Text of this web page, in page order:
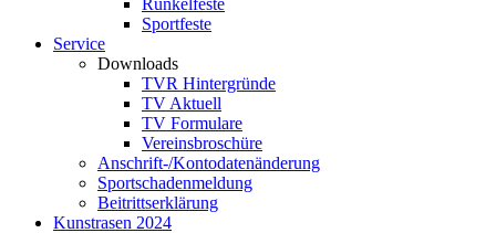
Runkelfeste
Sportfeste
Service
Downloads
TVR Hintergründe
TV Aktuell
TV Formulare
Vereinsbroschüre
Anschrift-/Kontodatenänderung
Sportschadenmeldung
Beitrittserklärung
Kunstrasen 2024